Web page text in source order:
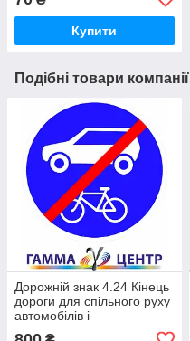
Купити
Подібні товари компанії
Дорожній знак 4.24 Кінець
дороги для спільного руху
автомобілів і
велосипедистів